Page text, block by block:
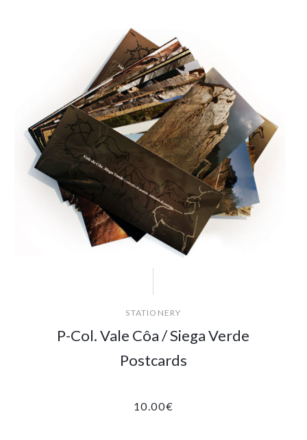
STATIONERY
P-Col. Vale Côa / Siega Verde
Postcards
10.00€